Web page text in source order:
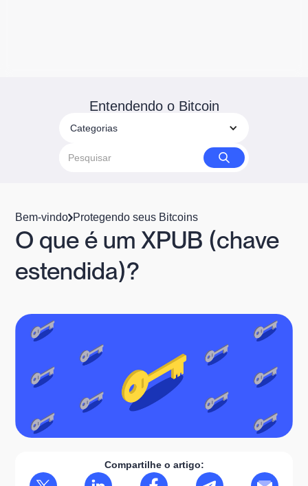
Entendendo o Bitcoin
Categorias
Bem-vindo Protegendo seus Bitcoins
O que é um XPUB (chave
estendida)?
Compartilhe o artigo: